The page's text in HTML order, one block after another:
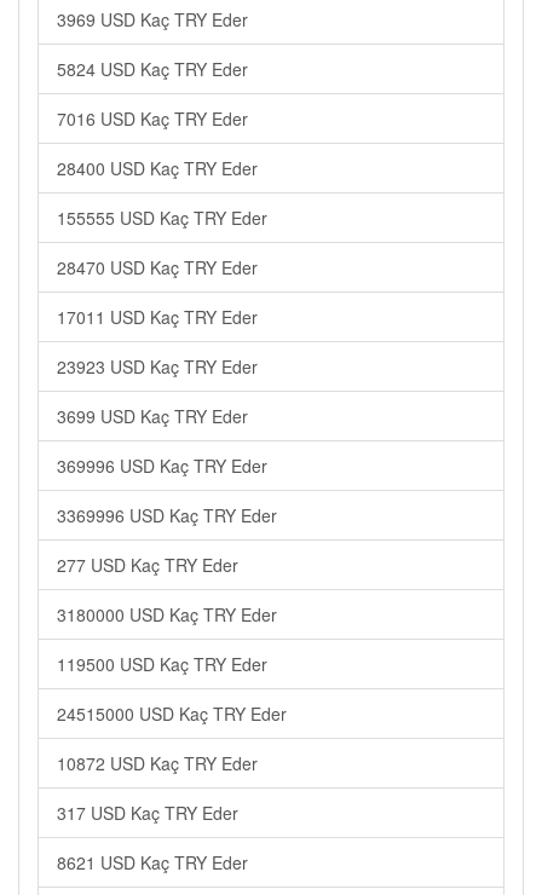
3969 USD Kaç TRY Eder
5824 USD Kaç TRY Eder
7016 USD Kaç TRY Eder
28400 USD Kaç TRY Eder
155555 USD Kaç TRY Eder
28470 USD Kaç TRY Eder
17011 USD Kaç TRY Eder
23923 USD Kaç TRY Eder
3699 USD Kaç TRY Eder
369996 USD Kaç TRY Eder
3369996 USD Kaç TRY Eder
277 USD Kaç TRY Eder
3180000 USD Kaç TRY Eder
119500 USD Kaç TRY Eder
24515000 USD Kaç TRY Eder
10872 USD Kaç TRY Eder
317 USD Kaç TRY Eder
8621 USD Kaç TRY Eder